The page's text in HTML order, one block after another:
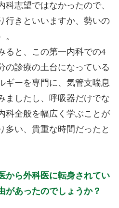
志望ではなかったので、
行きといいますか、勢いの
ると、この第一内科での4
の診療の土台になっている
ギーを専門に、気管支喘息
ましたし、呼吸器だけでな
科全般を幅広く学ぶことが
多い、貴重な時間だったと
から外科医に転身されてい
があったのでしょうか？